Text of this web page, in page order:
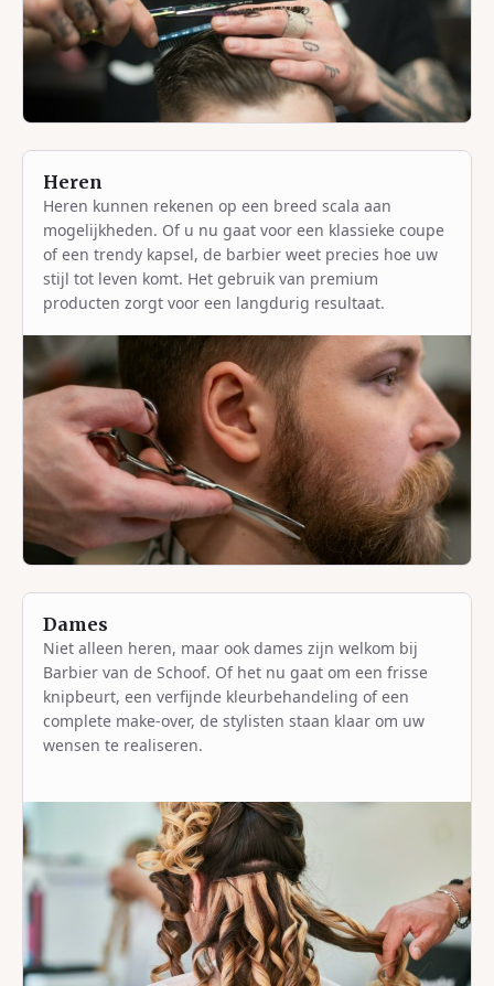
Heren
Heren kunnen rekenen op een breed scala aan
mogelijkheden. Of u nu gaat voor een klassieke coupe
of een trendy kapsel, de barbier weet precies hoe uw
stijl tot leven komt. Het gebruik van premium
producten zorgt voor een langdurig resultaat.
Dames
Niet alleen heren, maar ook dames zijn welkom bij
Barbier van de Schoof. Of het nu gaat om een frisse
knipbeurt, een verfijnde kleurbehandeling of een
complete make-over, de stylisten staan klaar om uw
wensen te realiseren.